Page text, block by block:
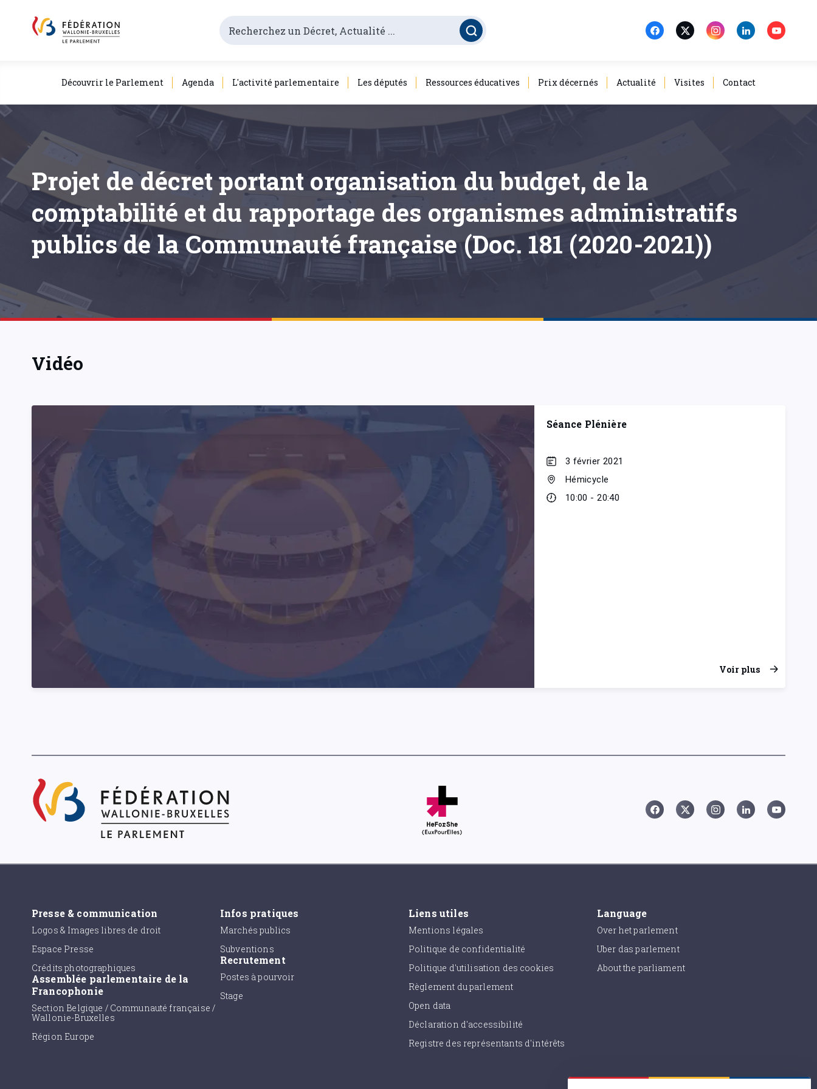
Découvrir le Parlement Agenda L'activité parlementaire Les députés Ressources éducatives Prix décernés Actualité Visites Contact
Projet de décret portant organisation du budget, de la
comptabilité et du rapportage des organismes administratifs
publics de la Communauté française (Doc. 181 (2020-2021))
Vidéo
Séance Plénière
3 février 2021
Hémicycle
10:00 - 20:40
Voir plus
Presse & communication
Logos & Images libres de droit
Espace Presse
Crédits photographiques
Assemblée parlementaire de la
Francophonie
Section Belgique / Communauté française /
Wallonie-Bruxelles
Région Europe
Infos pratiques
Marchés publics
Subventions
Recrutement
Postes à pourvoir
Stage
Liens utiles
Mentions légales
Politique de confidentialité
Politique d'utilisation des cookies
Règlement du parlement
Open data
Déclaration d'accessibilité
Registre des représentants d'intérêts
Language
Over het parlement
Uber das parlement
About the parliament